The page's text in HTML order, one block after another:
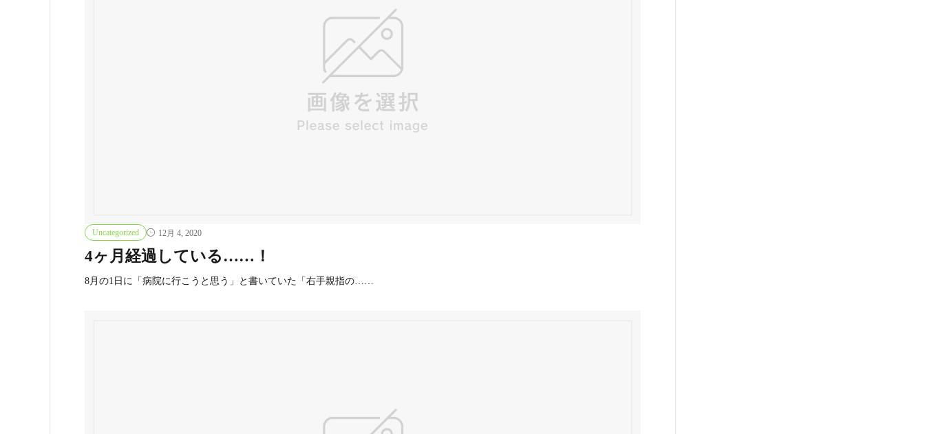
Uncategorized 12月 4, 2020
4ヶ月経過している……！
8月の1日に「病院に行こうと思う」と書いていた「右手親指の……